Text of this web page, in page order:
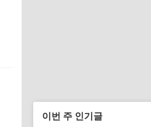
이번 주 인기글